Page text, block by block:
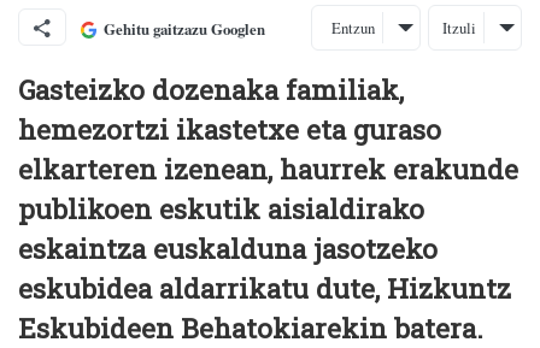
Gehitu gaitzazu Googlen Entzun Itzuli
Gasteizko dozenaka familiak,
hemezortzi ikastetxe eta guraso
elkarteren izenean, haurrek erakunde
publikoen eskutik aisialdirako
eskaintza euskalduna jasotzeko
eskubidea aldarrikatu dute, Hizkuntz
Eskubideen Behatokiarekin batera.